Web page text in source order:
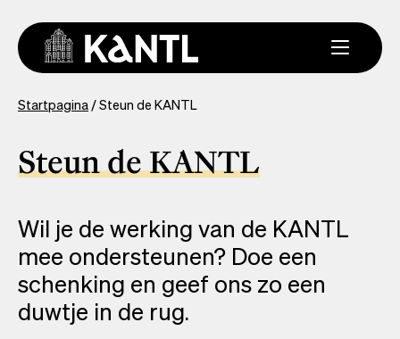
naar
inhoud
You
here
Startpagina Steun de KANTL
Steun de KANTL
Wil je de werking van de KANTL
mee ondersteunen? Doe een
schenking en geef ons zo een
duwtje in de rug.